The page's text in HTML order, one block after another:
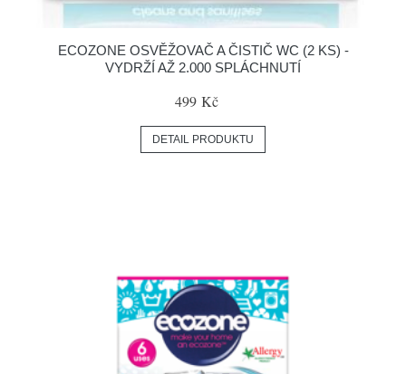
ECOZONE OSVĚŽOVAČ A ČISTIČ WC (2 KS) -
VYDRŽÍ AŽ 2.000 SPLÁCHNUTÍ
499 Kč
DETAIL PRODUKTU